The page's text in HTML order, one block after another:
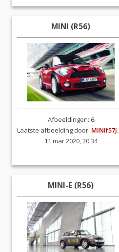
MINI (R56)
Afbeeldingen: 6
Laatste afbeelding door: MINIf57JCW
11 mar 2020, 20:34
MINI-E (R56)